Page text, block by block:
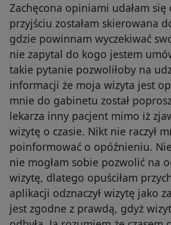
Zachęcona opiniami udałam
przyjściu zostałam skierowana
gdzie powinnam wyczekiwać
nie zapytal do kogo jestem
takie pytanie pozwoliłoby na
informacji że moja wizyta jest
mnie do gabinetu został
lekarza inny pacjent mimo iż
wizytę o czasie. Nikt nie raczył
poinformować o opóźnieniu.
nie mogłam sobie pozwolić na
wizytę, dlatego opuściłam
aplikacji odznaczył wizytę jako
jest zgodne z prawdą, gdyż